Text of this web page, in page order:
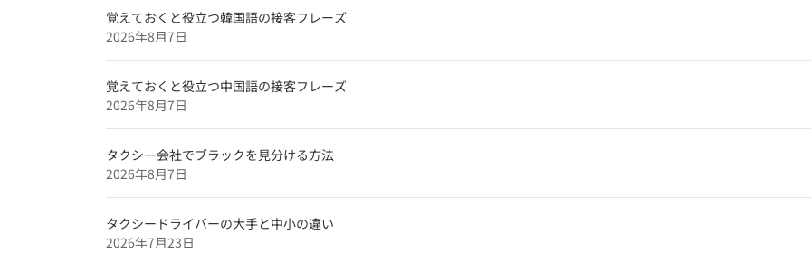
滋賀県のタクシードライバー求人【未経験可＆正社員採用】
兵庫県のタクシードライバー求人【未経験可＆正社員採用】
東京都のタクシードライバー求人【未経験可＆正社員採用】
北海道のタクシードライバー求人【未経験可＆正社員採用】
特集企業
【特集】
タクシードライバーインタビュー
覚えておくと役立つ韓国語の接客フレーズ
2026年8月7日
覚えておくと役立つ中国語の接客フレーズ
2026年8月7日
タクシー会社でブラックを見分ける方法
2026年8月7日
タクシードライバーの大手と中小の違い
2026年7月23日